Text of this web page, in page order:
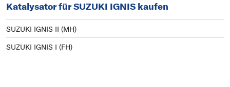
Katalysator für SUZUKI IGNIS kaufen
SUZUKI IGNIS II (MH)
SUZUKI IGNIS I (FH)